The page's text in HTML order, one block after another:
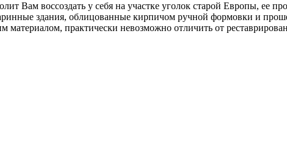
Вам воссоздать у себя на участке уголок старой Европы, ее
здания, облицованные кирпичом ручной формовки и
материалом, практически невозможно отличить от